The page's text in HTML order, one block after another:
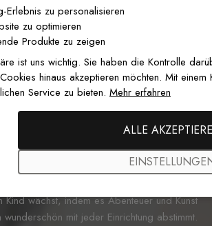
Kinder Graue Geometrische
. Dieses zeitgemäße Design zeigt eine
gekrönt von einer kräftigen gelben Sonne
Dreieckssterne schwebt. Der
und dennoch verspielte
oder Spielzimmer ist. Diese
wächst, indem es Abenteuer und Kunst
mit jeder Einrichtung abstimmt.
Erlebnis zu personalisieren
zu optimieren
Produkte zu zeigen
ist uns wichtig. Sie haben die Kontrolle
hinaus akzeptieren möchten. Mit
Service zu bieten. Mehr erfahren
ALLE